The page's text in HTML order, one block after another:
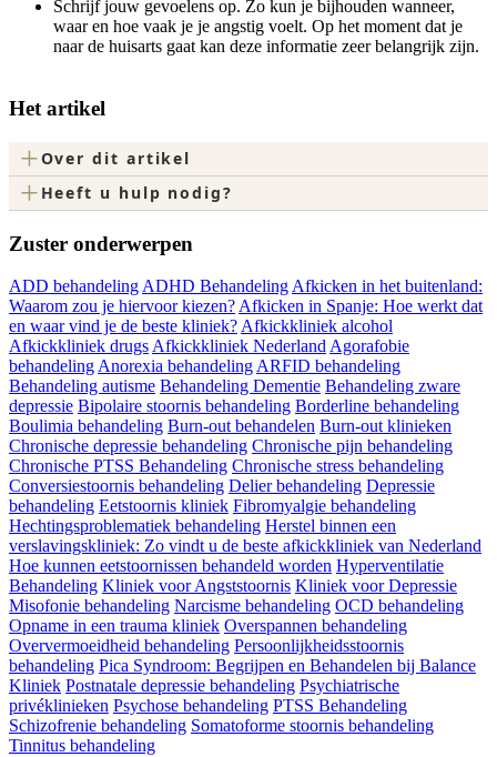
Schrijf jouw gevoelens op. Zo kun je bijhouden wanneer,
waar en hoe vaak je je angstig voelt. Op het moment dat je
naar de huisarts gaat kan deze informatie zeer belangrijk zijn.
Het artikel
+Over dit artikel
+ Heeft u hulp nodig?
Zuster onderwerpen
ADD behandeling ADHD Behandeling Afkicken in het buitenland:
Waarom zou je hiervoor kiezen? Afkicken in Spanje: Hoe werkt dat
en waar vind je de beste kliniek? Afkickkliniek alcohol
Afkickkliniek drugs Afkickkliniek Nederland Agorafobie
behandeling Anorexia behandeling ARFID behandeling
Behandeling autisme Behandeling Dementie Behandeling zware
depressie Bipolaire stoornis behandeling Borderline behandeling
Boulimia behandeling Burn-out behandelen Burn-out klinieken
Chronische depressie behandeling Chronische pijn behandeling
Chronische PTSS Behandeling Chronische stress behandeling
Conversiestoornis behandeling Delier behandeling Depressie
behandeling Eetstoornis kliniek Fibromyalgie behandeling
Hechtingsproblematiek behandeling Herstel binnen een
verslavingskliniek: Zo vindt u de beste afkickkliniek van Nederland
Hoe kunnen eetstoornissen behandeld worden Hyperventilatie
Behandeling Kliniek voor Angststoornis Kliniek voor Depressie
Misofonie behandeling Narcisme behandeling OCD behandeling
Opname in een trauma kliniek Overspannen behandeling
Oververmoeidheid behandeling Persoonlijkheidsstoornis
behandeling Pica Syndroom: Begrijpen en Behandelen bij Balance
Kliniek Postnatale depressie behandeling Psychiatrische
privéklinieken Psychose behandeling PTSS Behandeling
Schizofrenie behandeling Somatoforme stoornis behandeling
Tinnitus behandeling